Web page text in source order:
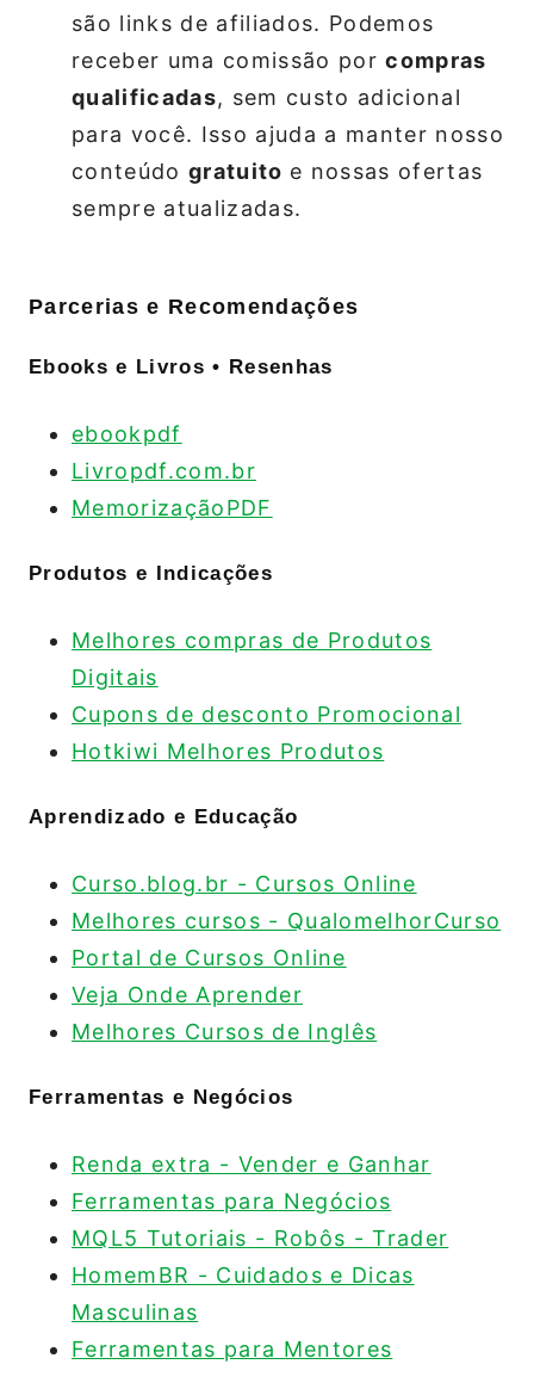
são links de afiliados. Podemos
receber uma comissão porcompras
qualificadas, sem custo adicional
para você. Isso ajuda a manter nosso
conteúdo gratuito e nossas ofertas
sempre atualizadas.
Parcerias e Recomendações
Ebooks e Livros • Resenhas
ebookpdf
Livropdf.com.br
MemorizaçãoPDF
Produtos e Indicações
Melhores compras de Produtos
Digitais
Cupons de desconto Promocional
Hotkiwi Melhores Produtos
Aprendizado e Educação
Curso.blog.br - Cursos Online
Melhores cursos - QualomelhorCurso
Portal de Cursos Online
Veja Onde Aprender
Melhores Cursos de Inglês
Ferramentas e Negócios
Renda extra - Vender e Ganhar
Ferramentas para Negócios
MQL5 Tutoriais - Robôs - Trader
HomemBR - Cuidados e Dicas
Masculinas
Ferramentas para Mentores